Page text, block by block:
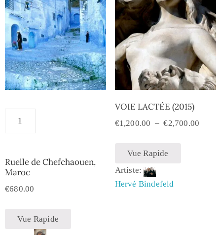
Ruelle de Chefchaouen,
Maroc
€680.00
Vue Rapide
VOIE LACTÉE (2015)
€1,200.00 – €2,700.00
Vue Rapide
Artiste:
Hervé Bindefeld